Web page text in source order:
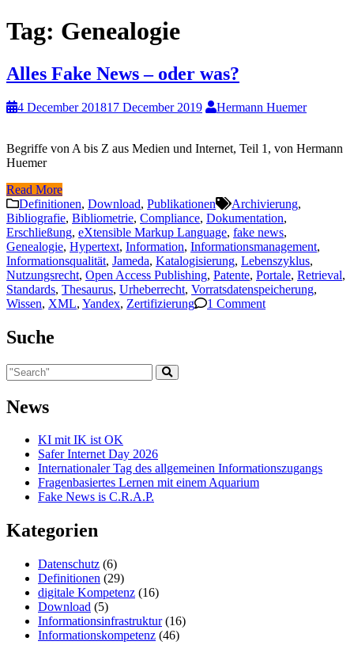
Tag: Genealogie
Alles Fake News – oder was?
4 December 201817 December 2019 Hermann Huemer
Begriffe von A bis Z aus Medien und Internet, Teil 1, von Hermann
Huemer
Read More
Definitionen, Download, Publikationen Archivierung,
Bibliografie, Bibliometrie, Compliance, Dokumentation,
Erschließung, eXtensible Markup Language, fake news,
Genealogie, Hypertext, Information, Informationsmanagement,
Informationsqualität, Jameda, Katalogisierung, Lebenszyklus,
Nutzungsrecht, Open Access Publishing, Patente, Portale, Retrieval,
Standards, Thesaurus, Urheberrecht, Vorratsdatenspeicherung,
Wissen, XML, Yandex, Zertifizierung 1 Comment
Suche
News
KI mit IK ist OK
Safer Internet Day 2026
Internationaler Tag des allgemeinen Informationszugangs
Fragenbasiertes Lernen mit einem Aquarium
Fake News is C.R.A.P.
Kategorien
Datenschutz (6)
Definitionen (29)
digitale Kompetenz (16)
Download (5)
Informationsinfrastruktur(16)
Informationskompetenz (46)